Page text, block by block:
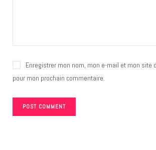
Enregistrer mon nom, mon e-mail et mon site
pour mon prochain commentaire.